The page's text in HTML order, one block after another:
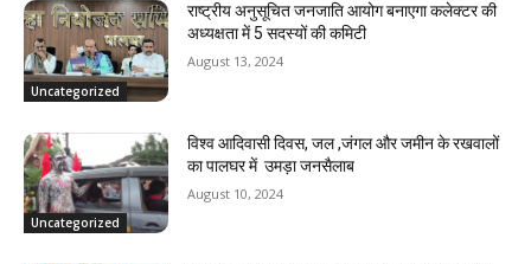
Uncategorized
राष्ट्रीय अनुसूचित जनजाति आयोग बनाएगा कलेक्टर की
अध्यक्षता में 5 सदस्यों की कमिटी
August 13, 2024
Uncategorized
विश्व आदिवासी दिवस, जल ,जंगल और जमीन के रखवालों
का पालघर में उमड़ा जनसैलाब
August 10, 2024